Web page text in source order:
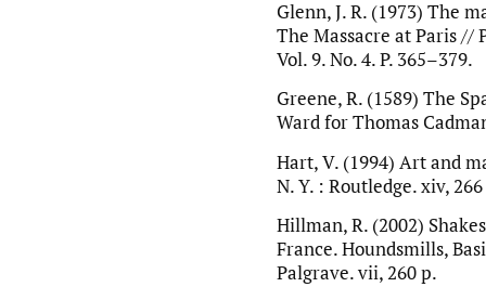
Glenn, J. R. (1973) The
The Massacre at Paris //
Vol. 9. No. 4. P. 365–379.
Greene, R. (1589) The
Ward for Thomas
Hart, V. (1994) Art and
N. Y. : Routledge. xiv,
Hillman, R. (2002)
France. Houndsmills,
Palgrave. vii, 260 p.